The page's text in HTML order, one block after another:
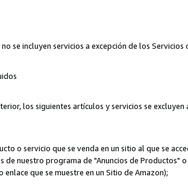
se incluyen servicios a excepción de los
los siguientes artículos y servicios se
o servicio que se venda en un sitio al que se
de nuestro programa de "Anuncios de Productos"
que se muestre en un Sitio de Amazon);